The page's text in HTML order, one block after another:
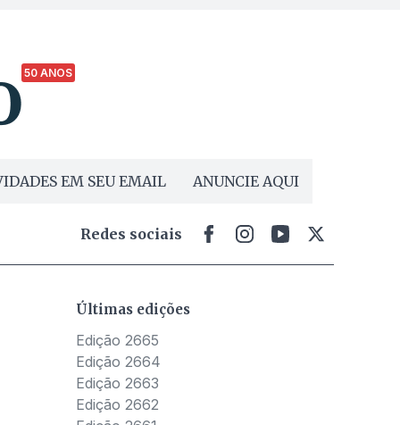
50 ANOS
EM SEU EMAIL ANUNCIE AQUI
Redes sociais
Últimas edições
Edição 2665
Edição 2664
Edição 2663
Edição 2662